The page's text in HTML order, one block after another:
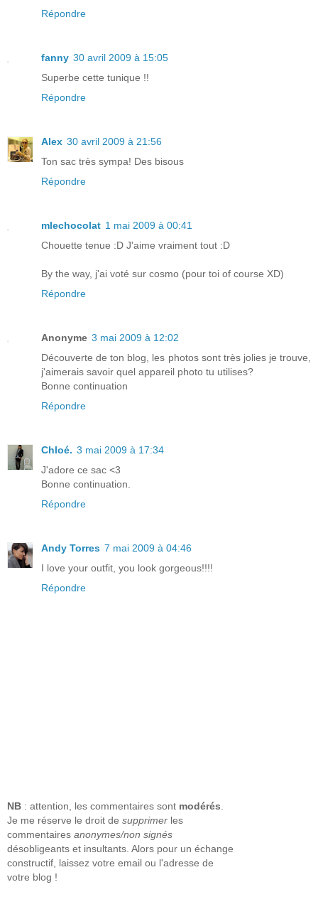
Répondre
fanny 30 avril 2009 à 15:05
Superbe cette tunique !!
Répondre
Alex 30 avril 2009 à 21:56
Ton sac très sympa! Des bisous
Répondre
mlechocolat 1 mai 2009 à 00:41
Chouette tenue :D J'aime vraiment tout :D
By the way, j'ai voté sur cosmo (pour toi of course XD)
Répondre
Anonyme 3 mai 2009 à 12:02
Découverte de ton blog, les photos sont très jolies je trouve,
j'aimerais savoir quel appareil photo tu utilises?
Bonne continuation
Répondre
Chloé. 3 mai 2009 à 17:34
J'adore ce sac <3
Bonne continuation.
Répondre
Andy Torres 7 mai 2009 à 04:46
I love your outfit, you look gorgeous!!!!
Répondre
NB : attention, les commentaires sont modérés
Je me réserve le droit de supprimer les
commentaires anonymes/non signés
désobligeants et insultants. Alors pour un échange
constructif, laissez votre email ou l'adresse de
votre blog !